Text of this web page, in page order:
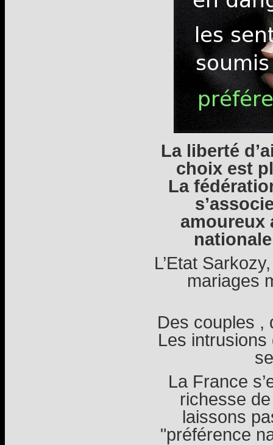
La liberté
choix est
La
amoureux
L’Etat
mariages
Des couples ,
Les intrusions
La France
richesse
laissons
"préférence